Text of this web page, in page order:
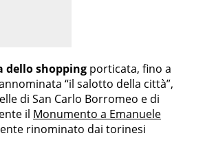
dello shopping porticata, fino a
“il salotto della città”,
di San Carlo Borromeo e di
il Monumento a Emanuele
rinominato dai torinesi